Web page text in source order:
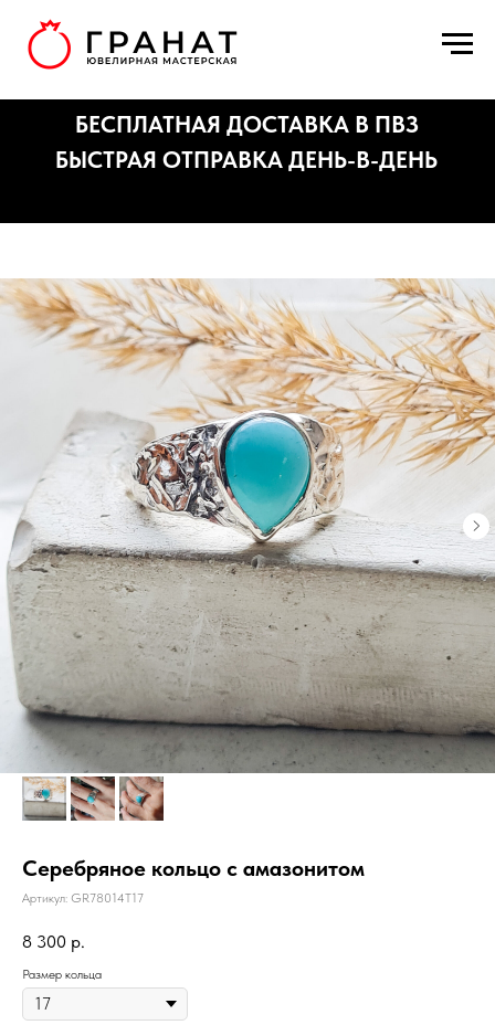
БЫСТРАЯ ОТПРАВКА ДЕНЬ-В-ДЕНЬ
Серебряное кольцо с амазонитом
Артикул: GR78014T17
8 300 р.
Размер кольца